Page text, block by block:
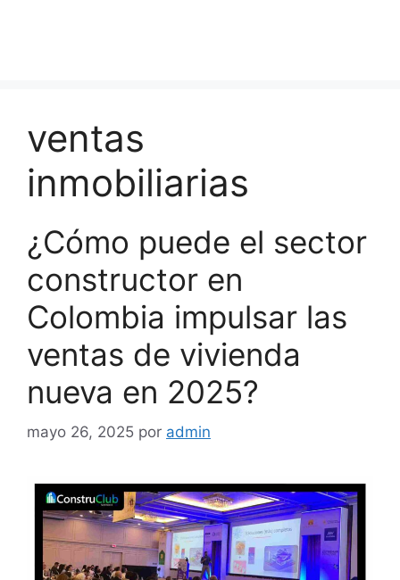
ventas
inmobiliarias
¿Cómo puede el sector
constructor en
Colombia impulsar las
ventas de vivienda
nueva en 2025?
mayo 26, 2025 por admin